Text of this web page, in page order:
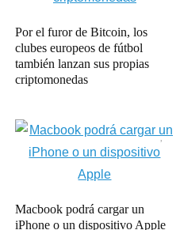
Por el furor de Bitcoin, los
clubes europeos de fútbol
también lanzan sus propias
criptomonedas
Macbook podrá cargar un
iPhone o un dispositivo Apple